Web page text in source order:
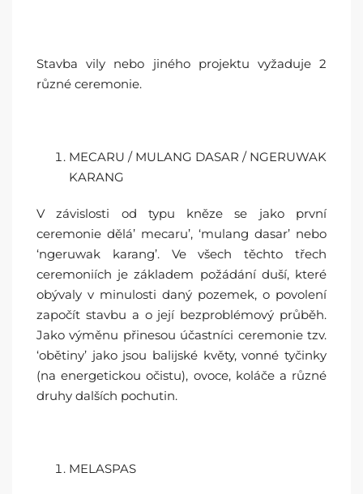
Stavba vily nebo jiného projektu vyžaduje 2
různé ceremonie.
MECARU / MULANG DASAR / NGERUWAK
KARANG
V závislosti od typu kněze se jako první
ceremonie dělá’ mecaru’, ‘mulang dasar’ nebo
‘ngeruwak karang’. Ve všech těchto třech
ceremoniích je základem požádání duší, které
obývaly v minulosti daný pozemek, o povolení
započít stavbu a o její bezproblémový průběh.
Jako výměnu přinesou účastníci ceremonie tzv.
‘obětiny’ jako jsou balijské květy, vonné tyčinky
(na energetickou očistu), ovoce, koláče a různé
druhy dalších pochutin.
MELASPAS